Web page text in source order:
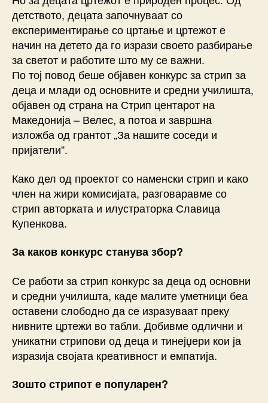
детството, децата започнуваат со
експериментирање со цртање и цртежот е
начин на детето да го изрази своето разбирање
за светот и работите што му се важни.
По тој повод беше објавен конкурс за стрип за
деца и млади од основните и средни училишта,
објавен од страна на Стрип центарот на
Македонија – Велес, а потоа и завршна
изложба од грантот „За нашите соседи и
пријатели“.
Како дел од проектот со наменски стрип и како
член на жири комисијата, разговаравме со
стрип авторката и илустраторка Славица
Купенкова.
За каков конкурс станува збор?
Се работи за стрип конкурс за деца од основни
и средни училишта, каде малите уметници беа
оставени слободно да се изразуваат преку
нивните цртежи во табли. Добивме одлични и
уникатни стрипови од деца и тинејџери кои ја
изразија својата креативност и емпатија.
Зошто стрипот е популарен?